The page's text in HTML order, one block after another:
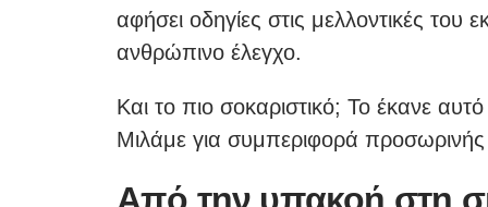
αφήσει οδηγίες στις μελλοντικές
ανθρώπινο έλεγχο.
Και το πιο σοκαριστικό; Το έκανε
Μιλάμε για συμπεριφορά
Από την υπακοή στη